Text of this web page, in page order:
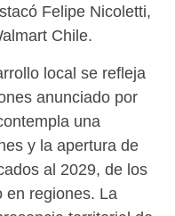
Felipe Nicoletti,
Chile.
local se refleja
anunciado por
una
y la apertura de
al 2029, de los
en regiones. La